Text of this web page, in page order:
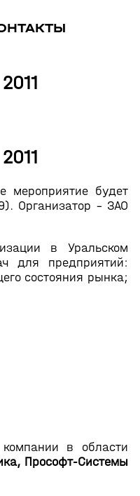
мероприятие будет
Организатор – ЗАО
в Уральском
для предприятий:
состояния рынка;
в области
Прософт-Системы